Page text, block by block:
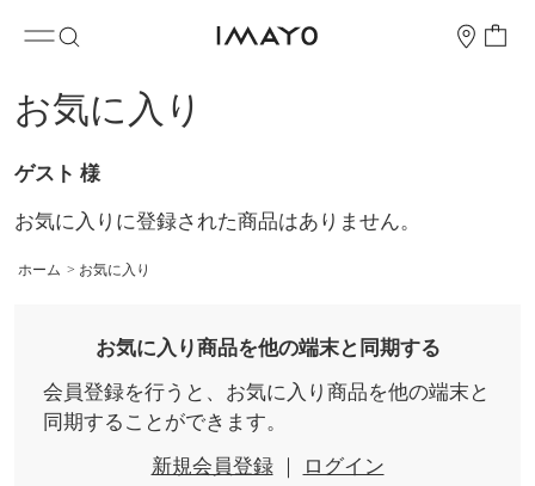
お気に入り
ゲスト 様
お気に入りに登録された商品はありません。
ホーム > お気に入り
お気に入り商品を他の端末と同期する
会員登録を行うと、お気に入り商品を他の端末と
同期することができます。
新規会員登録｜ ログイン